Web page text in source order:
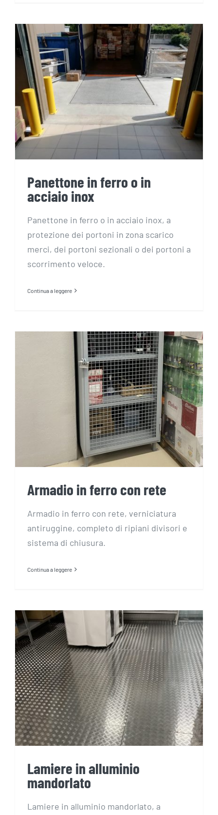
Panettone in ferro o in acciaio
inox
Panettone in ferro o in
acciaio inox
Panettone in ferro o in acciaio inox, a
protezione dei portoni in zona scarico
merci, dei portoni sezionali o dei portoni a
scorrimento veloce.
Continua a leggere
Armadio in ferro con rete
Armadio in ferro con rete
Armadio in ferro con rete, verniciatura
antiruggine, completo di ripiani divisori e
sistema di chiusura.
Continua a leggere
Lamiere in alluminio
mandorlato
Lamiere in alluminio
mandorlato
Lamiere in alluminio mandorlato, a